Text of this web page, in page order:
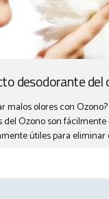
desodorante del
malos olores con
del Ozono son
útiles para
añadir ningún